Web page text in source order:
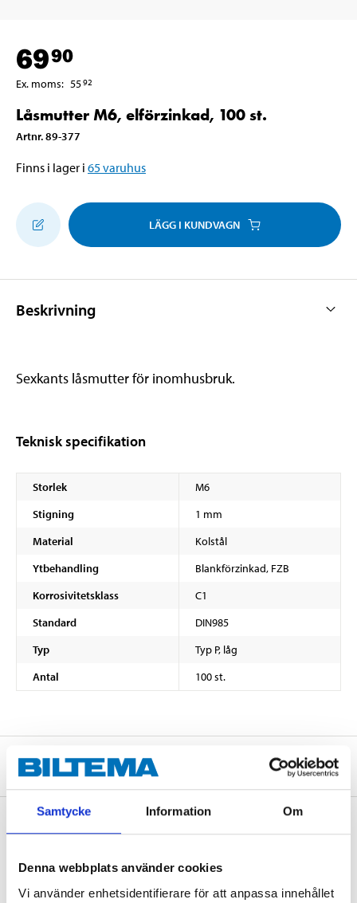
Samtycke Information Om
Denna webbplats använder cookies
Vi använder enhetsidentifierare för att anpassa innehållet
6990
Ex. moms: 5592
Låsmutter M6, elförzinkad, 100 st.
Artnr.89-377
Finns i lager i 65varuhus
LÄGG I KUNDVAGN
Beskrivning
Sexkants låsmutter för inomhusbruk.
Teknisk specifikation
Storlek
M6
Stigning
1 mm
Material
Kolstål
Ytbehandling
Blankförzinkad, FZB
Korrosivitetsklass
C1
Standard
DIN985
Typ
Typ P, låg
Antal
100 st.
Om tillverkaren
Köp & Hämta
Köp & Hämta i ditt varuhus inom 2 timmar! För mer information om
tjänsten och våra villkor.